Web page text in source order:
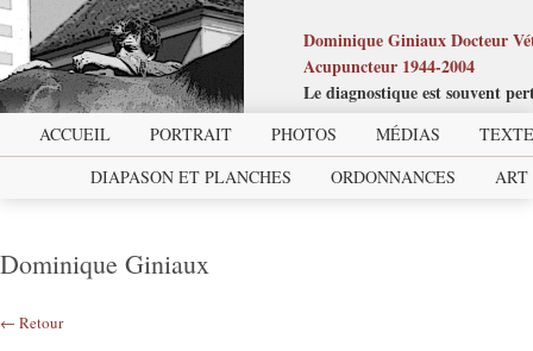
Dominique Giniaux Docteur
Acupuncteur 1944-2004
Le diagnostique est souvent
ACCUEIL PORTRAIT PHOTOS MÉDIAS
DIAPASON ET PLANCHES
ORDONNANCES ART
Dominique Giniaux
← Retour